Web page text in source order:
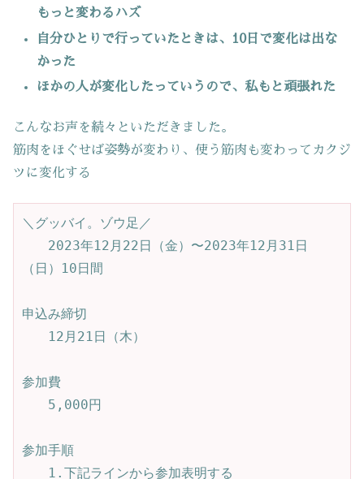
もっと変わるハズ
自分ひとりで行っていたときは、10日で変化は出な
かった
ほかの人が変化したっていうので、私もと頑張れた
こんなお声を続々といただきました。
筋肉をほぐせば姿勢が変わり、使う筋肉も変わってカクジ
ツに変化する
＼グッバイ。ゾウ足／
2023年12月22日（金）〜2023年12月31日
（日）10日間
申込み締切
12月21日（木）
参加費
5,000円
参加手順
1.下記ラインから参加表明する